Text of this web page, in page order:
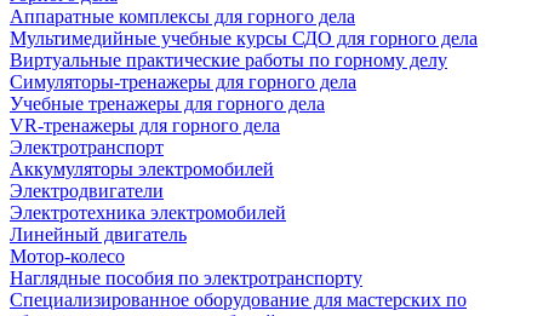
Аппаратные комплексы для горного дела
Мультимедийные учебные курсы СДО для горного дела
Виртуальные практические работы по горному делу
Симуляторы-тренажеры для горного дела
Учебные тренажеры для горного дела
VR-тренажеры для горного дела
Электротранспорт
Аккумуляторы электромобилей
Электродвигатели
Электротехника электромобилей
Линейный двигатель
Мотор-колесо
Наглядные пособия по электротранспорту
Специализированное оборудование для мастерских по